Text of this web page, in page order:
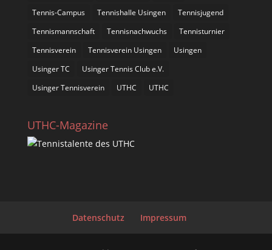
Tennis-Campus
Tennishalle Usingen
Tennisjugend
Tennismannschaft
Tennisnachwuchs
Tennisturnier
Tennisverein
Tennisverein Usingen
Usingen
Usinger TC
Usinger Tennis Club e.V.
Usinger Tennisverein
UTHC UTHC
UTHC-Magazine
Datenschutz Impressum